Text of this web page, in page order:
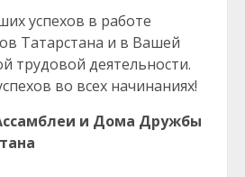
успехов в работе
Татарстана и в Вашей
трудовой деятельности.
во всех начинаниях!
и Дома Дружбы